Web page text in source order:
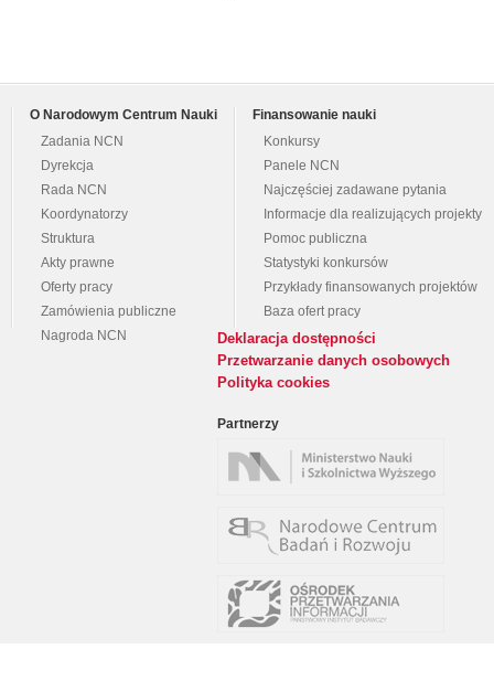
O Narodowym Centrum Nauki
Zadania NCN
Dyrekcja
Rada NCN
Koordynatorzy
Struktura
Akty prawne
Oferty pracy
Zamówienia publiczne
Nagroda NCN
Finansowanie nauki
Konkursy
Panele NCN
Najczęściej zadawane pytania
Informacje dla realizujących projekty
Pomoc publiczna
Statystyki konkursów
Przykłady finansowanych projektów
Baza ofert pracy
Deklaracja dostępności
Przetwarzanie danych osobowych
Polityka cookies
Partnerzy